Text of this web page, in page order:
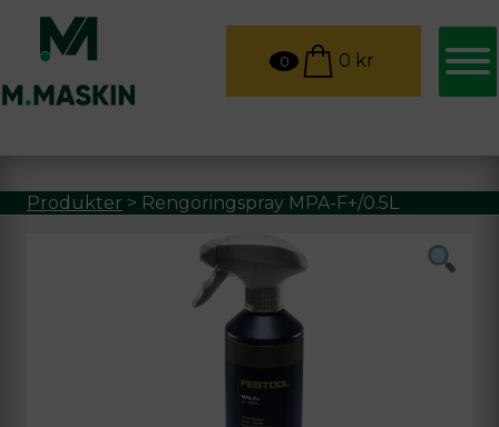
0 0 kr
Produkter > Rengöringspray MPA-F+/0.5L